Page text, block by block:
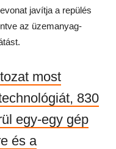
javítja a repülés
az üzemanyag-
most
830
egy-egy gép
és a